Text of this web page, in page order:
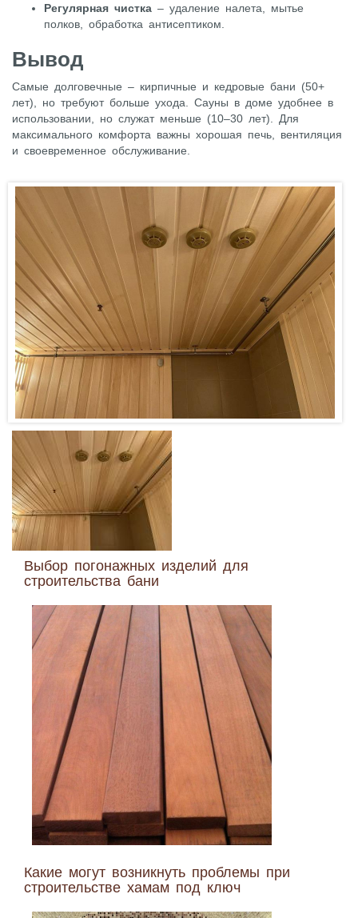
Регулярная чистка – удаление налета, мытье
полков, обработка антисептиком.
Вывод
Самые долговечные – кирпичные и кедровые бани (50+
лет), но требуют больше ухода. Сауны в доме удобнее в
использовании, но служат меньше (10–30 лет). Для
максимального комфорта важны хорошая печь, вентиляция
и своевременное обслуживание.
Выбор погонажных изделий для
строительства бани
Какие могут возникнуть проблемы при
строительстве хамам под ключ